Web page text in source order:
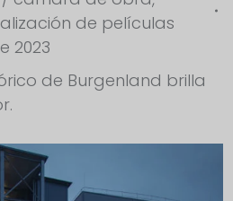
de películas
2023
de Burgenland brilla